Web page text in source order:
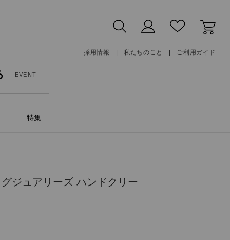
採用情報 私たちのこと ご利用ガイド
EVENT
特集
ジュアリーズ ハンドクリー